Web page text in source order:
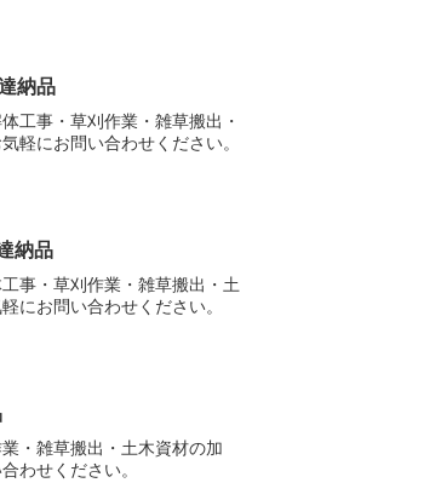
納品
工事・草刈作業・雑草搬出・
軽にお問い合わせください。
納品
事・草刈作業・雑草搬出・土
にお問い合わせください。
・雑草搬出・土木資材の加
わせください。